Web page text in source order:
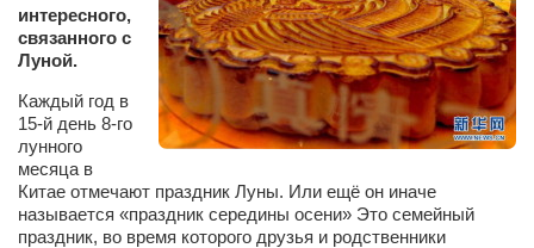
Александра Скорук
Евгений Полюхович
Ольга Чикина
Бизнес-партнёры
Здоровье
Врач психиатр–нарколог Анплеев А.Б.
интересного,
связанного с
Луной.
Каждый год в
15-й день 8-го
лунного
месяца в
Китае отмечают праздник Луны. Или ещё он иначе
называется «праздник середины осени» Это семейный
праздник, во время которого друзья и родственники